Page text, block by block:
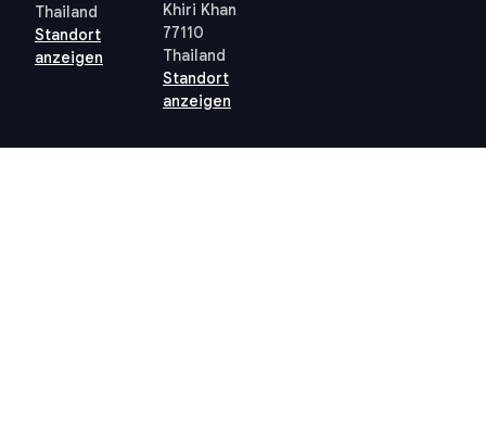
Thailand
Standort
anzeigen
Khiri Khan
77110
Thailand
Standort
anzeigen